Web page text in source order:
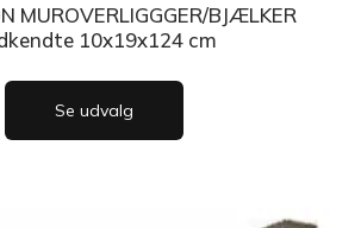
MUROVERLIGGGER/BJÆLKER
10x19x124 cm
Se udvalg